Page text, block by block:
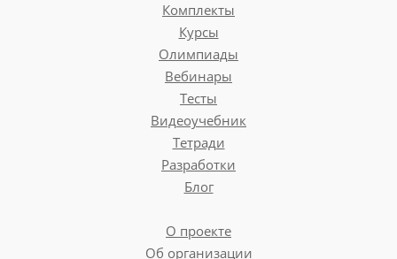
Комплекты
Курсы
Олимпиады
Вебинары
Тесты
Видеоучебник
Тетради
Разработки
Блог
О проекте
Об организации